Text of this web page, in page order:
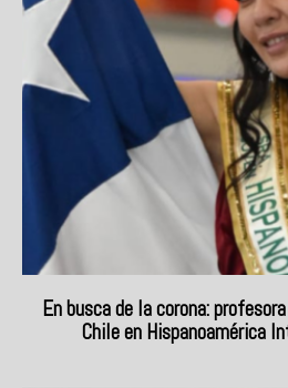
En busca de la corona:
Chile en Hispanoamérica